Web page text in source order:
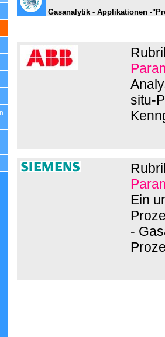
Gasanalytik - Applikationen -
situ-
Ein
-